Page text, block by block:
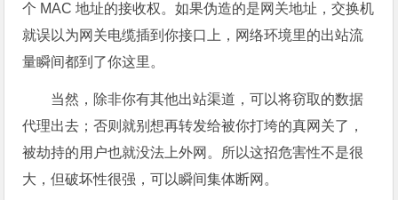
个 MAC 地址的接收权。如果伪造的是网关地址，交换机
就误以为网关电缆插到你接口上，网络环境里的出站流
量瞬间都到了你这里。
当然，除非你有其他出站渠道，可以将窃取的数据
代理出去；否则就别想再转发给被你打垮的真网关了，
被劫持的用户也就没法上外网。所以这招危害性不是很
大，但破坏性很强，可以瞬间集体断网。